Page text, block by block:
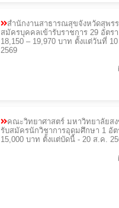
สํานักงานสาธารณสุขจังหวัดสุพร
สมัครบุคคลเข้ารับราชการ 29 อัตรา
18,150 – 19,970 บาท ตั้งแต่วันที่
2569
คณะวิทยาศาสตร์ มหาวิทยาลัยส
รับสมัครนักวิชาการอุดมศึกษา 1 อัต
15,000 บาท ตั้งแต่บัดนี้ - 20 ส.ค.